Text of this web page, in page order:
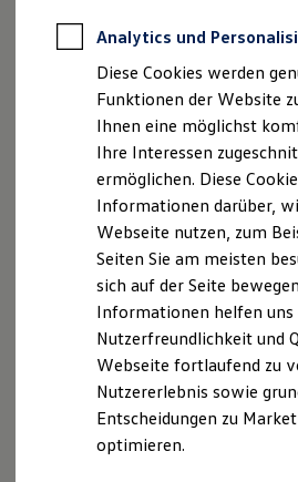
Zertifizierte
Für Privatkunden
Für Gewerbekunden
Leasing
Für Privatkunden
Für Gewerbekunden
Versicherungen &
Garantien
Kfz-Versicherung für
Wartungsverträge
Besitzer & Service
Reparatur & Service
Sommer-Special
Reparatur, Pflege &
Servicetermin
Service-Vorteile bei
ServicePlus
Economy Service
Räder & Reifen Service
Ersatzfahrzeuge
Exterieur Maße
Elektrische
Reichweite (EAER)
121
Energieverbrauch
(gewichtet,
kombiniert) in
kWh/100 km plus
CO₂-Emissionen
(gewichtet,
kombiniert) in g/km
10
Analytics und
Diese Cookies werden
Funktionen der Website
Ihnen eine möglichst
Ihre Interessen
ermöglichen. Diese
Informationen darüber,
Webseite nutzen, zum
Seiten Sie am meisten
sich auf der Seite
Informationen helfen uns
Nutzerfreundlichkeit und
Webseite fortlaufend zu
Nutzererlebnis sowie
Entscheidungen zu
optimieren.